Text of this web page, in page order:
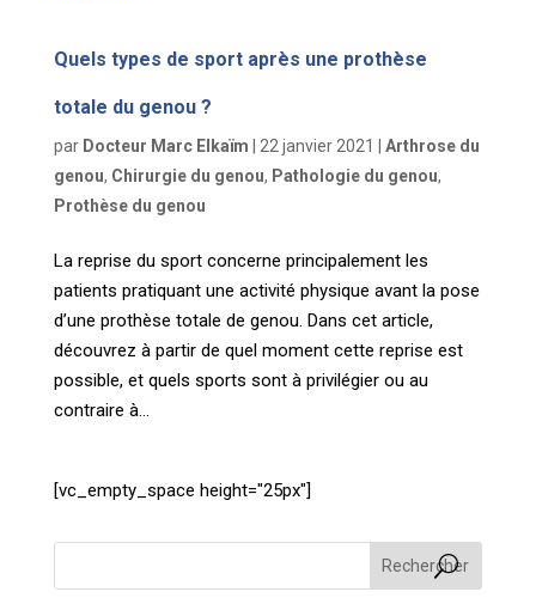
Quels types de sport après une prothèse
totale du genou ?
par Docteur Marc Elkaïm 22 janvier 2021
Arthrose du
genou, Chirurgie du genou, Pathologie du genou,
Prothèse du genou
La reprise du sport concerne principalement les
patients pratiquant une activité physique avant la pose
d’une prothèse totale de genou. Dans cet article,
découvrez à partir de quel moment cette reprise est
possible, et quels sports sont à privilégier ou au
contraire à...
[vc_empty_space height="25px"]